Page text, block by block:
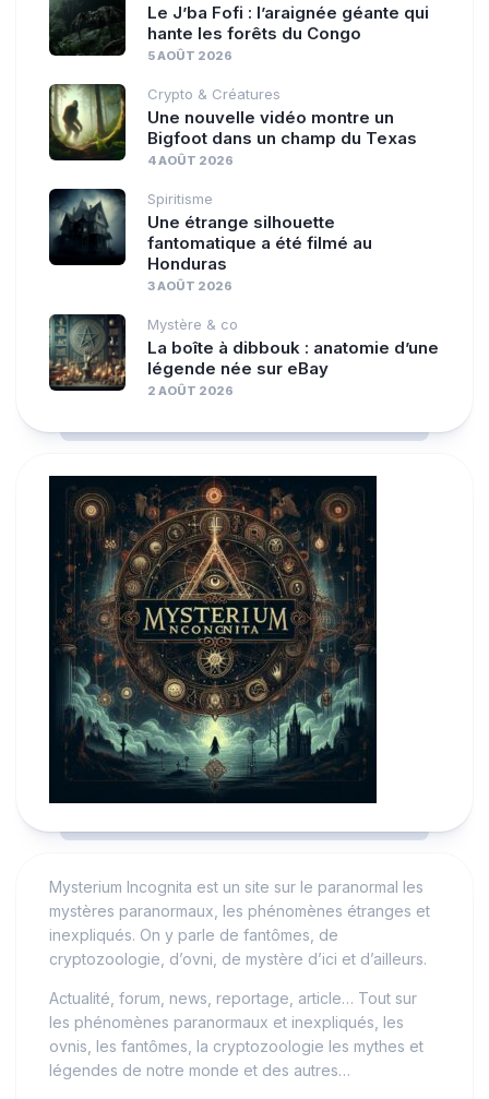
Le J’ba Fofi : l’araignée géante qui
hante les forêts du Congo
5 AOÛT 2026
Crypto & Créatures
Une nouvelle vidéo montre un
Bigfoot dans un champ du Texas
4 AOÛT 2026
Spiritisme
Une étrange silhouette
fantomatique a été filmé au
Honduras
3 AOÛT 2026
Mystère & co
La boîte à dibbouk : anatomie d’une
légende née sur eBay
2 AOÛT 2026
Mysterium Incognita est un site sur le paranormal les
mystères paranormaux, les phénomènes étranges et
inexpliqués. On y parle de fantômes, de
cryptozoologie, d’ovni, de mystère d’ici et d’ailleurs.
Actualité, forum, news, reportage, article… Tout sur
les phénomènes paranormaux et inexpliqués, les
ovnis, les fantômes, la cryptozoologie les mythes et
légendes de notre monde et des autres…